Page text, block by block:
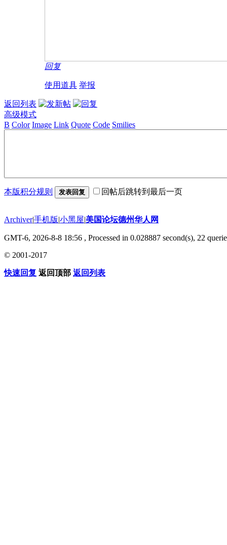
回复
使用道具 举报
返回列表
高级模式
B Color Image Link Quote Code Smilies
本版积分规则 发表回复 回帖后跳转到最后一页
Archiver|手机版|小黑屋|美国论坛德州华人网
GMT-6, 2026-8-8 18:56 , Processed in 0.028887 second(s), 22
© 2001-2017
快速回复 返回顶部 返回列表